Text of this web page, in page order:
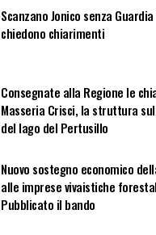
Scanzano Jonico senza
chiedono chiarimenti
Consegnate alla Regione le
Masseria Crisci, la struttura
del lago del Pertusillo
Nuovo sostegno economico
alle imprese vivaistiche
Pubblicato il bando